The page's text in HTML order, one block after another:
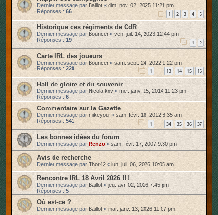
Dernier message par Baillot« dim. nov. 02, 2025 11:21 pm
Réponses : 66 1 2 3 4 5
Historique des régiments de CdR
Dernier message parBouncer «ven. juil. 14, 2023 12:44 pm
Réponses : 19 1 2
Carte IRL des joueurs
Dernier message par Bouncer« sam. sept. 24, 2022 1:22 pm
Réponses : 229 1 13 14 15 16
Hall de gloire et du souvenir
Dernier message par Nicolaïkov« mer. janv. 15, 2014 11:23 pm
Réponses : 6
Commentaire sur la Gazette
Dernier message par mikeyouf « sam. févr. 18, 2012 8:35 am
Réponses : 541 1 34 35 36 37
Les bonnes idées du forum
Dernier message parRenzo « sam. févr. 17, 2007 9:30 pm
Avis de recherche
Dernier message par Thor42 « lun. juil. 06, 2026 10:05 am
Rencontre IRL 18 Avril 2026 !!!!
Dernier message parBaillot « jeu. avr. 02, 2026 7:45 pm
Réponses : 5
Où est-ce ?
Dernier message par Baillot« mar. janv. 13, 2026 11:07 pm